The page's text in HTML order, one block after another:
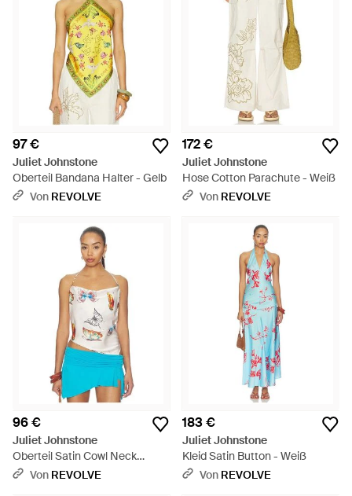
97 €
Juliet Johnstone
Oberteil Bandana Halter - Gelb
Von REVOLVE
172 €
Juliet Johnstone
Hose Cotton Parachute - Weiß
Von REVOLVE
96 €
Juliet Johnstone
Oberteil Satin Cowl Neck
Halter - Weiß
Von REVOLVE
183 €
Juliet Johnstone
Kleid Satin Button - Weiß
Von REVOLVE